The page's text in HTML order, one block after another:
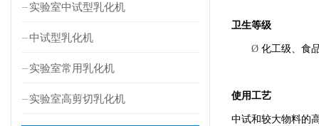
实验室中试型乳化机
中试型乳化机
实验室常用乳化机
实验室高剪切乳化机
卫生等级
Ø 化工级、食
使用工艺
中试和较大物料的